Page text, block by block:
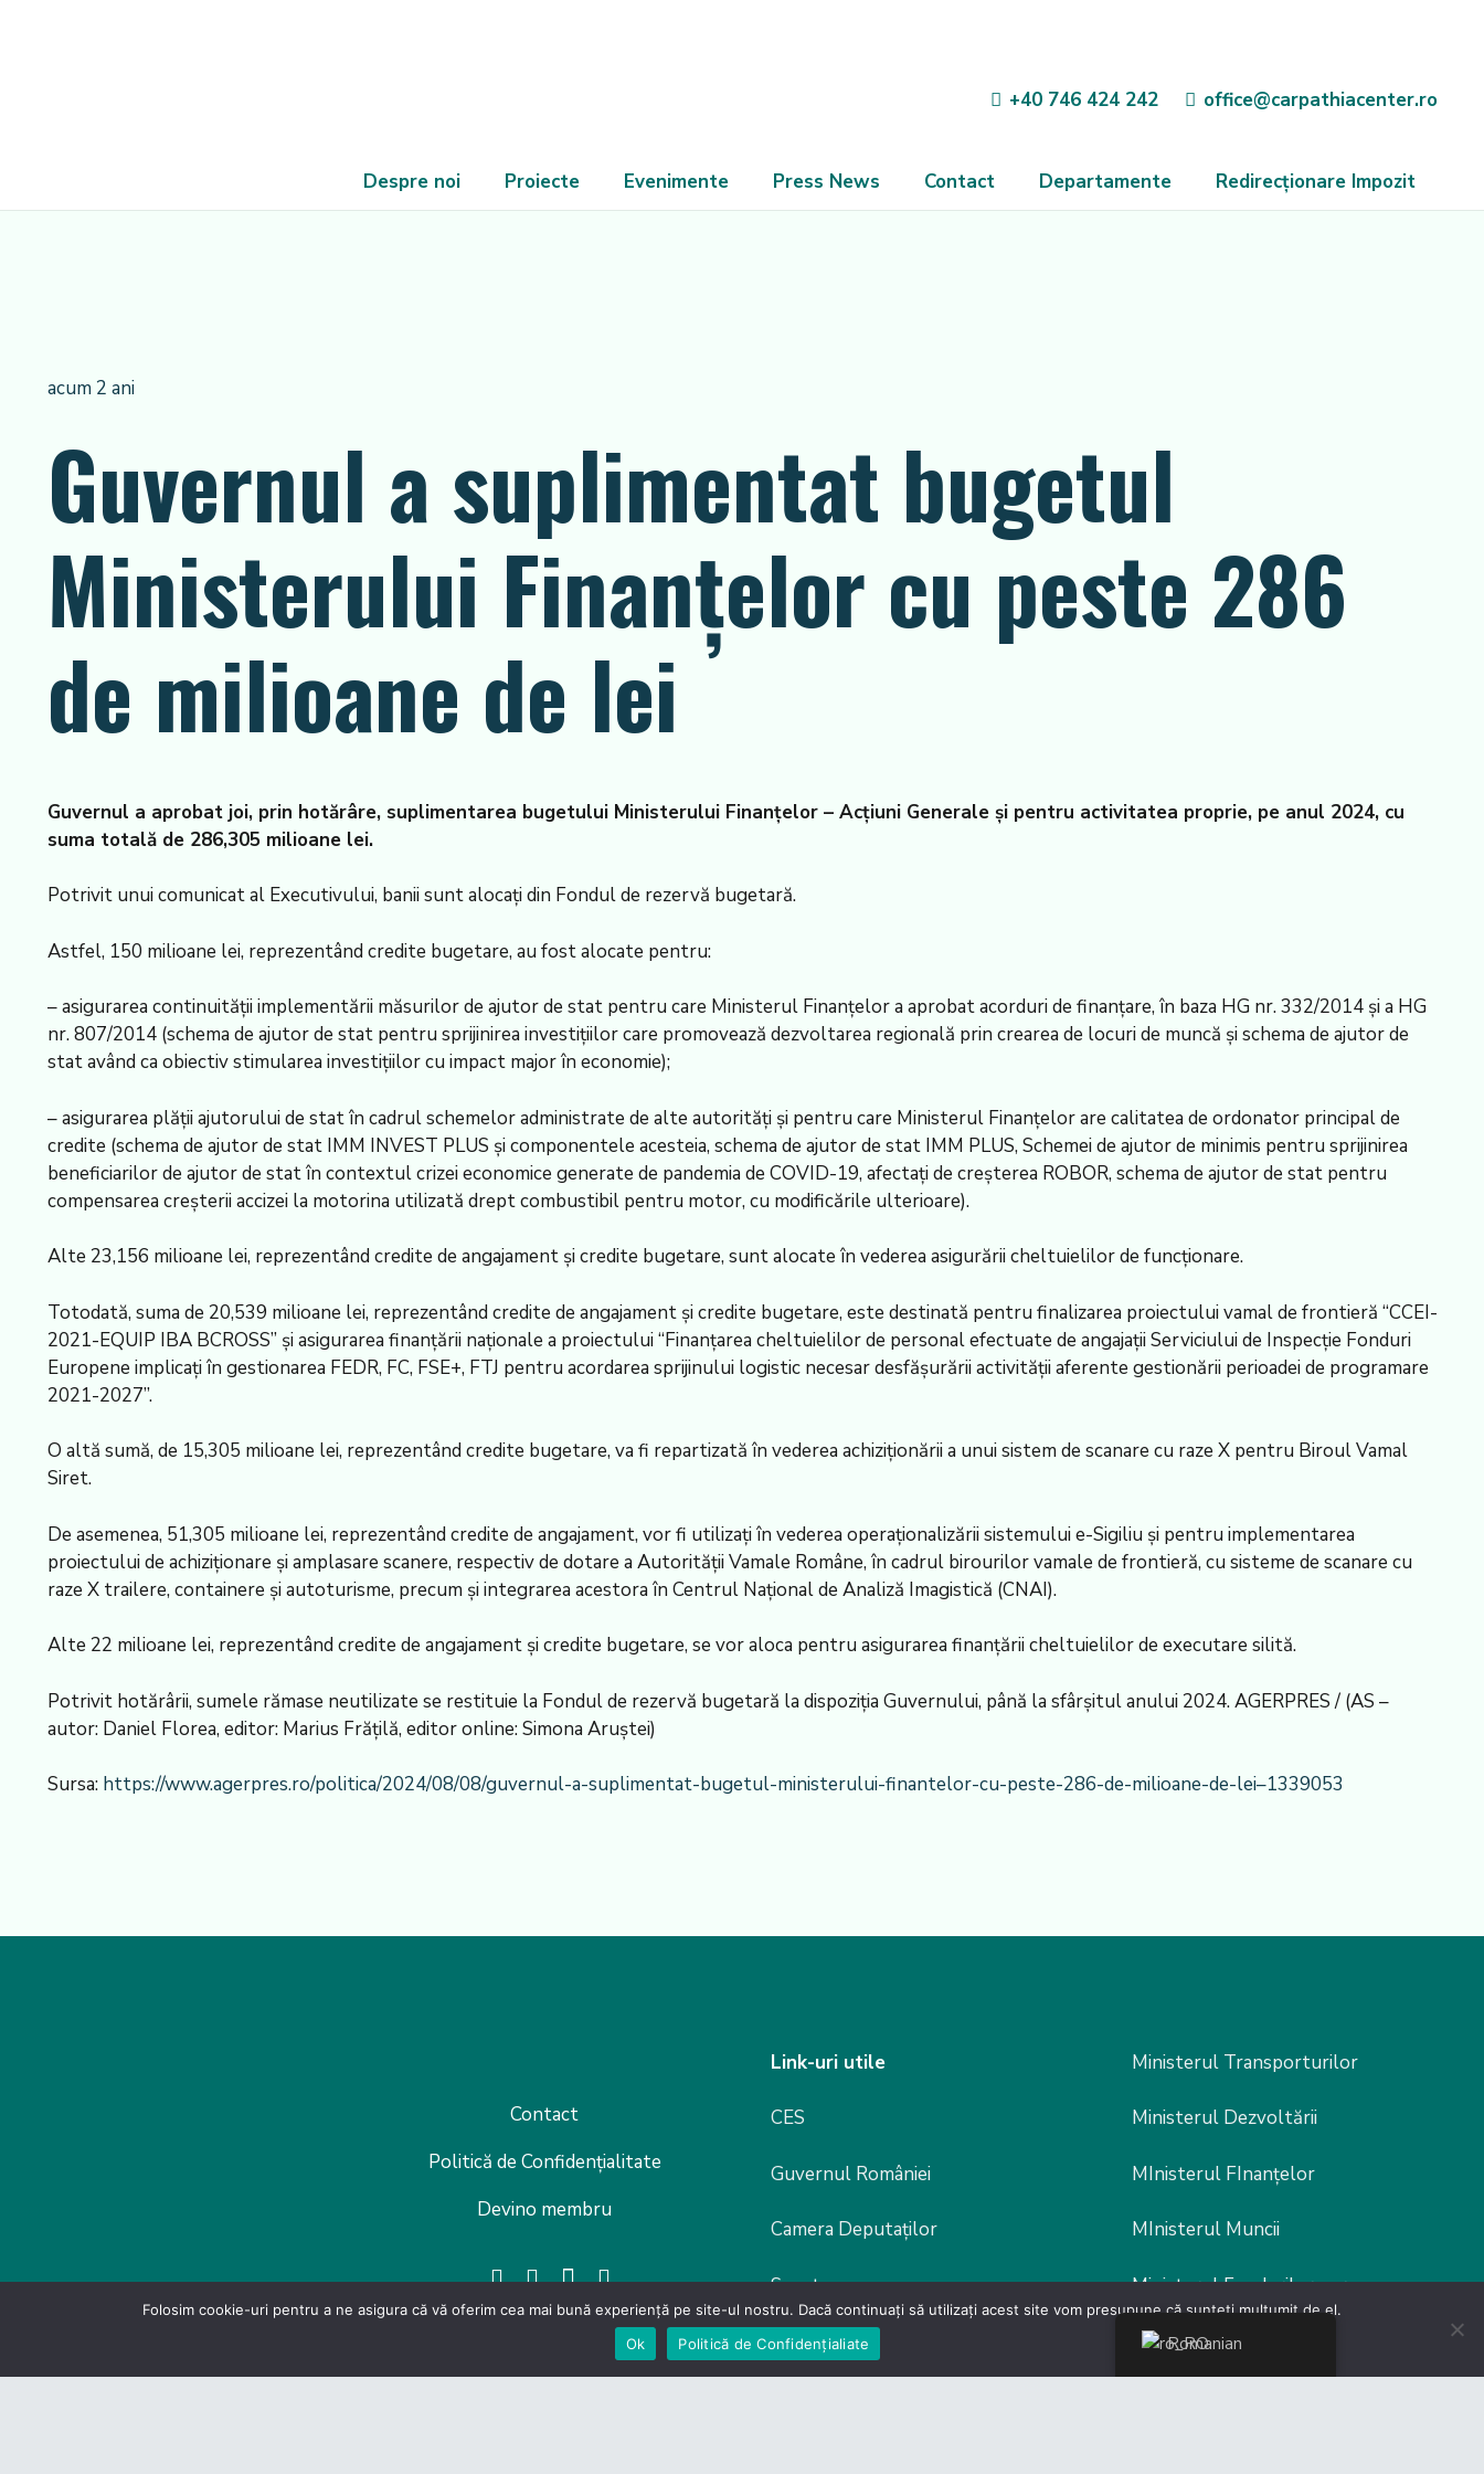
+40 746 424 242 office@carpathiacenter.ro
Despre noi Proiecte Evenimente Press News Contact Departamente Redirecționare Impozit
acum 2 ani
Guvernul a suplimentat bugetul
Ministerului Finanţelor cu peste 286
de milioane de lei
Guvernul a aprobat joi, prin hotărâre, suplimentarea bugetului Ministerului Finanţelor – Acţiuni Generale şi pentru activitatea proprie, pe anul 2024, cu
suma totală de 286,305 milioane lei.
Potrivit unui comunicat al Executivului, banii sunt alocaţi din Fondul de rezervă bugetară.
Astfel, 150 milioane lei, reprezentând credite bugetare, au fost alocate pentru:
– asigurarea continuităţii implementării măsurilor de ajutor de stat pentru care Ministerul Finanţelor a aprobat acorduri de finanţare, în baza HG nr. 332/2014 şi a HG
nr. 807/2014 (schema de ajutor de stat pentru sprijinirea investiţiilor care promovează dezvoltarea regională prin crearea de locuri de muncă şi schema de ajutor de
stat având ca obiectiv stimularea investiţiilor cu impact major în economie);
– asigurarea plăţii ajutorului de stat în cadrul schemelor administrate de alte autorităţi şi pentru care Ministerul Finanţelor are calitatea de ordonator principal de
credite (schema de ajutor de stat IMM INVEST PLUS şi componentele acesteia, schema de ajutor de stat IMM PLUS, Schemei de ajutor de minimis pentru sprijinirea
beneficiarilor de ajutor de stat în contextul crizei economice generate de pandemia de COVID-19, afectaţi de creşterea ROBOR, schema de ajutor de stat pentru
compensarea creşterii accizei la motorina utilizată drept combustibil pentru motor, cu modificările ulterioare).
Alte 23,156 milioane lei, reprezentând credite de angajament şi credite bugetare, sunt alocate în vederea asigurării cheltuielilor de funcţionare.
Totodată, suma de 20,539 milioane lei, reprezentând credite de angajament şi credite bugetare, este destinată pentru finalizarea proiectului vamal de frontieră “CCEI-
2021-EQUIP IBA BCROSS” şi asigurarea finanţării naţionale a proiectului “Finanţarea cheltuielilor de personal efectuate de angajaţii Serviciului de Inspecţie Fonduri
Europene implicaţi în gestionarea FEDR, FC, FSE+, FTJ pentru acordarea sprijinului logistic necesar desfăşurării activităţii aferente gestionării perioadei de programare
2021-2027”.
O altă sumă, de 15,305 milioane lei, reprezentând credite bugetare, va fi repartizată în vederea achiziţionării a unui sistem de scanare cu raze X pentru Biroul Vamal
Siret.
De asemenea, 51,305 milioane lei, reprezentând credite de angajament, vor fi utilizaţi în vederea operaţionalizării sistemului e-Sigiliu şi pentru implementarea
proiectului de achiziţionare şi amplasare scanere, respectiv de dotare a Autorităţii Vamale Române, în cadrul birourilor vamale de frontieră, cu sisteme de scanare cu
raze X trailere, containere şi autoturisme, precum şi integrarea acestora în Centrul Naţional de Analiză Imagistică (CNAI).
Alte 22 milioane lei, reprezentând credite de angajament şi credite bugetare, se vor aloca pentru asigurarea finanţării cheltuielilor de executare silită.
Potrivit hotărârii, sumele rămase neutilizate se restituie la Fondul de rezervă bugetară la dispoziţia Guvernului, până la sfârşitul anului 2024. AGERPRES / (AS –
autor: Daniel Florea, editor: Marius Frăţilă, editor online: Simona Aruştei)
Sursa: https://www.agerpres.ro/politica/2024/08/08/guvernul-a-suplimentat-bugetul-ministerului-finantelor-cu-peste-286-de-milioane-de-lei–1339053
Contact
Politică de Confidențialitate
Devino membru
Link-uri utile
CES
Guvernul României
Camera Deputaților
Senat
Legislație
Ministerul Transporturilor
Ministerul Dezvoltării
MInisterul FInanțelor
MInisterul Muncii
Ministerul Fondurilor europene
Poliția Rutieră
Romanian
Folosim cookie-uri pentru a ne asigura că vă oferim cea mai bună experiență pe site-ul nostru. Dacă continuați să utilizați acest site vom presupune că sunteți mulțumit de el.
Ok
Politică de Confidențialiate